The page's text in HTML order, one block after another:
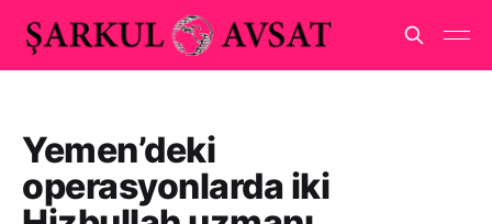
Yemen’deki
operasyonlarda iki